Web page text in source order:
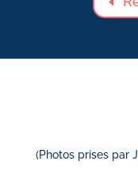
(Photos prises par